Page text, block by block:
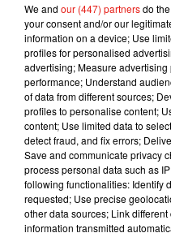
bactéries se
donc plus faciles à
cause pas de maladie
la plupart des cas,
de l'essoufflement,
poids, surtout chez les
immunitaire est
scientifiques
Limiter
L'étude révèle que les
plus grand
We and our (447) partnersdo
your consent and/or our
information on a device; Use
profiles for personalised
advertising; Measure
performance; Understand
of data from different sources;
profiles to personalise content;
content; Use limited data to
detect fraud, and fix errors;
Save and communicate privacy
process personal data such as
following functionalities: Identify
requested; Use precise
other data sources; Link
information transmitted